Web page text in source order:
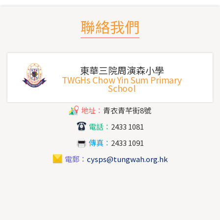
聯絡我們
東華三院周演森小學
TWGHs Chow Yin Sum Primary
School
地址： 青衣青芊街8號
電話： 2433 1081
傳真： 2433 1091
電郵： cysps@tungwah.org.hk